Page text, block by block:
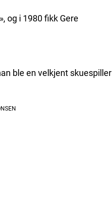
og i 1980 fikk Gere
ble en velkjent skuespiller